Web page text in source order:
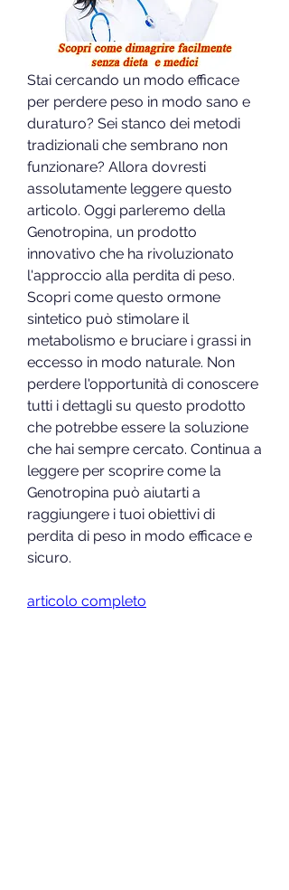
Stai cercando un modo efficace
per perdere peso in modo sano e
duraturo? Sei stanco dei metodi
tradizionali che sembrano non
funzionare? Allora dovresti
assolutamente leggere questo
articolo. Oggi parleremo della
Genotropina, un prodotto
innovativo che ha rivoluzionato
l'approccio alla perdita di peso.
Scopri come questo ormone
sintetico può stimolare il
metabolismo e bruciare i grassi in
eccesso in modo naturale. Non
perdere l'opportunità di conoscere
tutti i dettagli su questo prodotto
che potrebbe essere la soluzione
che hai sempre cercato. Continua a
leggere per scoprire come la
Genotropina può aiutarti a
raggiungere i tuoi obiettivi di
perdita di peso in modo efficace e
sicuro.
articolo completo